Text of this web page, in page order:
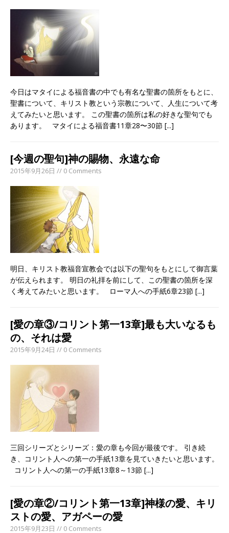
今日はマタイによる福音書の中でも有名な聖書の箇所をもとに、
聖書について、キリスト教という宗教について、人生について考
えてみたいと思います。 この聖書の箇所は私の好きな聖句でも
あります。 マタイによる福音書11章28〜30節 [...]
[今週の聖句]神の賜物、永遠な命
2015年9月26日 // 0 Comments
明日、キリスト教福音宣教会では以下の聖句をもとにして御言葉
が伝えられます。 明日の礼拝を前にして、この聖書の箇所を深
く考えてみたいと思います。 ローマ人への手紙6章23節 [...]
[愛の章③/コリント第一13章]最も大いなるも
の、それは愛
2015年9月24日 // 0 Comments
三回シリーズとシリーズ：愛の章も今回が最後です。 引き続
き、コリント人への第一の手紙13章を見ていきたいと思います。
コリント人への第一の手紙13章8～13節 [...]
[愛の章②/コリント第一13章]神様の愛、キリ
ストの愛、アガペーの愛
2015年9月23日 // 0 Comments